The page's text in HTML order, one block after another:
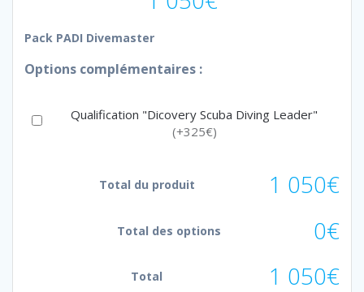
Pack PADI Divemaster
Options complémentaires :
Qualification "Dicovery Scuba Diving Leader"
(+325€)
Total du produit 1 050€
Total des options 0€
Total 1 050€